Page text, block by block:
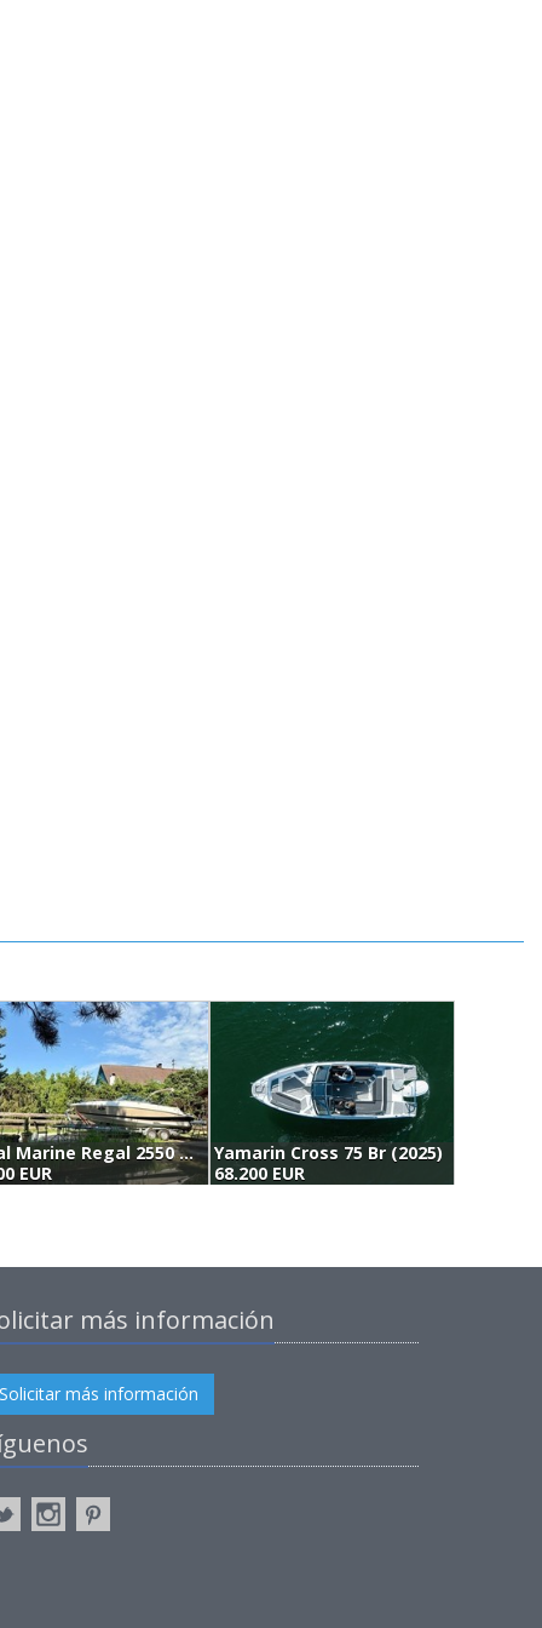
Regal Marine Regal 2550 Cuddy (2011)
EUR
Yamarin Cross 75 Br (2025)
68.200 EUR
más información
Solicitar más información